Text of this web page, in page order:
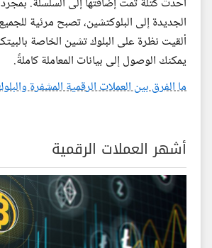
الجديدة إلى البلوكتشين، تصبح مرئية
ألقيت نظرة على البلوك تشين الخاصة
يمكنك الوصول إلى بيانات المعاملة كاملةً.
ما الفرق بين العملات الرقمية المشفرة
أشهر العملات الرقمية